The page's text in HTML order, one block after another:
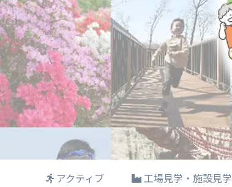
アクティブ 工場見学・施設見学